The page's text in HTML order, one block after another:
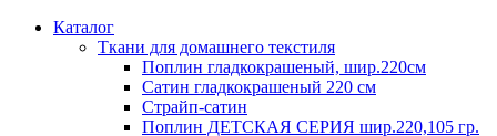
Каталог
Ткани для домашнего текстиля
Поплин гладкокрашеный, шир.220см
Сатин гладкокрашеный 220 см
Страйп-сатин
Поплин ДЕТСКАЯ СЕРИЯ шир.220,105 гр.